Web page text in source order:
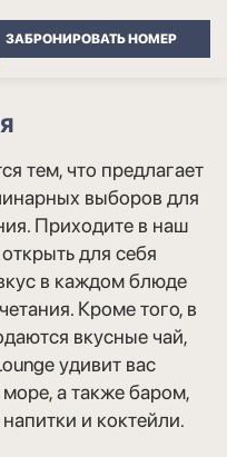
ЗАБРОНИРОВАТЬ НОМЕР
тем, что предлагает
выборов для
Приходите в наш
для себя
в каждом блюде
Кроме того, в
вкусные чай,
удивит вас
а также баром,
и коктейли.